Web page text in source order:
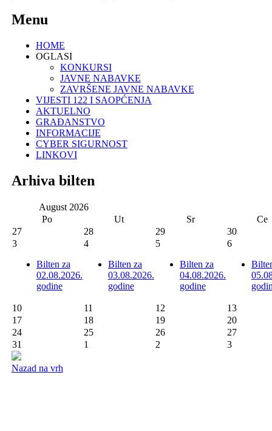
Menu
HOME
OGLASI
KONKURSI
JAVNE NABAVKE
ZAVRŠENE JAVNE NABAVKE
VIJESTI 122 I SAOPĆENJA
AKTUELNO
GRAĐANSTVO
INFORMACIJE
CYBER SIGURNOST
LINKOVI
Arhiva bilten
August 2026
Po
Ut Sr
Ce
27
28 29
30
3
Bilten za
02.08.2026.
godine
4
Bilten za
03.08.2026.
godine
5
Bilten za
04.08.2026.
godine
6
10 11 12
13
17
18 19
20
24
25 26
27
31
1 2 3
Nazad na vrh